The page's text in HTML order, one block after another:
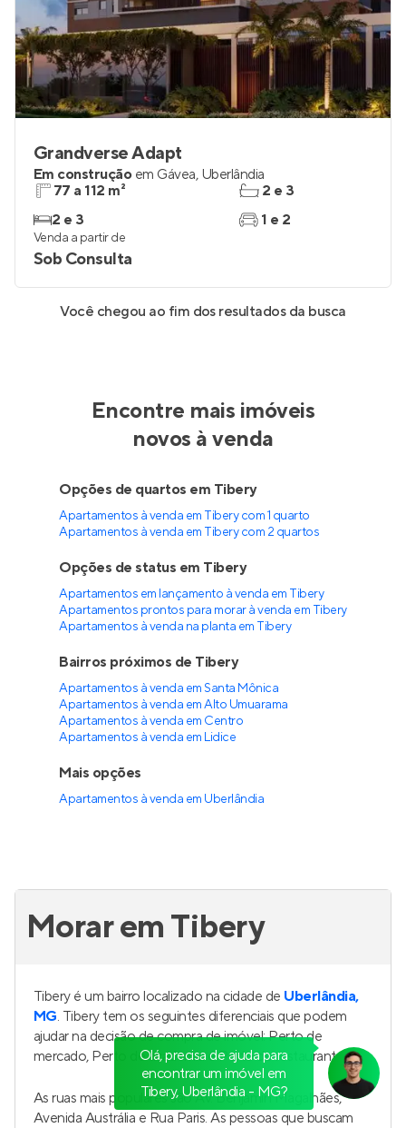
Grandverse Adapt
Em construção em Gávea, Uberlândia
77 a 112 m²
2 e 3
2 e 3
1 e 2
Venda a partir de
Sob Consulta
Você chegou ao fim dos resultados da busca
Encontre mais imóveis
novos à venda
Opções de quartos em Tibery
Apartamentos à venda em Tibery com 1 quarto
Apartamentos à venda em Tibery com 2 quartos
Opções de status em Tibery
Apartamentos em lançamento à venda em Tibery
Apartamentos prontos para morar à venda em Tibery
Apartamentos à venda na planta em Tibery
Bairros próximos de Tibery
Apartamentos à venda em Santa Mônica
Apartamentos à venda em Alto Umuarama
Apartamentos à venda em Centro
Apartamentos à venda em Lidice
Mais opções
Apartamentos à venda em Uberlândia
Morar em Tibery
Tibery é um bairro localizado na cidade de Uberlândia,
MG. Tibery tem os seguintes diferenciais que podem
ajudar na decisão de compra de imóvel: Perto de
mercado, Perto de academia e Perto de restaurante.
As ruas mais populares são Av. Benjamin Magalhães,
Avenida Austrália e Rua Paris. As pessoas que buscam
Olá, precisa de ajuda para
encontrar um imóvel em
Tibery, Uberlândia - MG?